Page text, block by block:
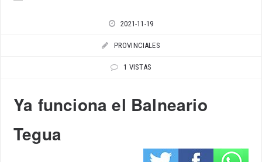
2021-11-19
PROVINCIALES
1 VISTAS
Ya funciona el Balneario
Tegua